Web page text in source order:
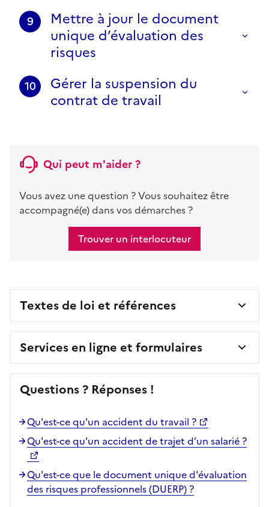
9
Mettre à jour le document
unique d’évaluation des
risques
10
Gérer la suspension du
contrat de travail
Qui peut m'aider ?
Vous avez une question ? Vous souhaitez être
accompagné(e) dans vos démarches ?
Trouver un interlocuteur
Textes de loi et références
Services en ligne et formulaires
Questions ? Réponses !
Qu'est-ce qu'un accident du travail ?
Qu'est-ce qu'un accident de trajet d’un salarié ?
Qu'est-ce que le document unique d'évaluation
des risques professionnels (DUERP) ?